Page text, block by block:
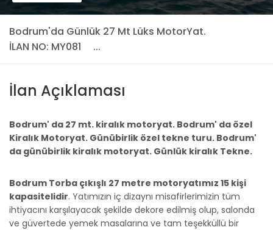
Bodrum'da Günlük 27 Mt Lüks MotorYat.
İLAN NO: MY081
...
İlan Açıklaması
Bodrum' da 27 mt. kiralık motoryat. Bodrum' da özel
Kiralık Motoryat. Günübirlik özel tekne turu. Bodrum'
da günübirlik kiralık motoryat. Günlük kiralık Tekne.
Bodrum Torba çıkışlı 27 metre motoryatımız 15 kişi
kapasitelidir. Yatımızın iç dizaynı misafirlerimizin tüm
ihtiyacını karşılayacak şekilde dekore edilmiş olup, salonda
ve güvertede yemek masalarına ve tam teşekküllü bir